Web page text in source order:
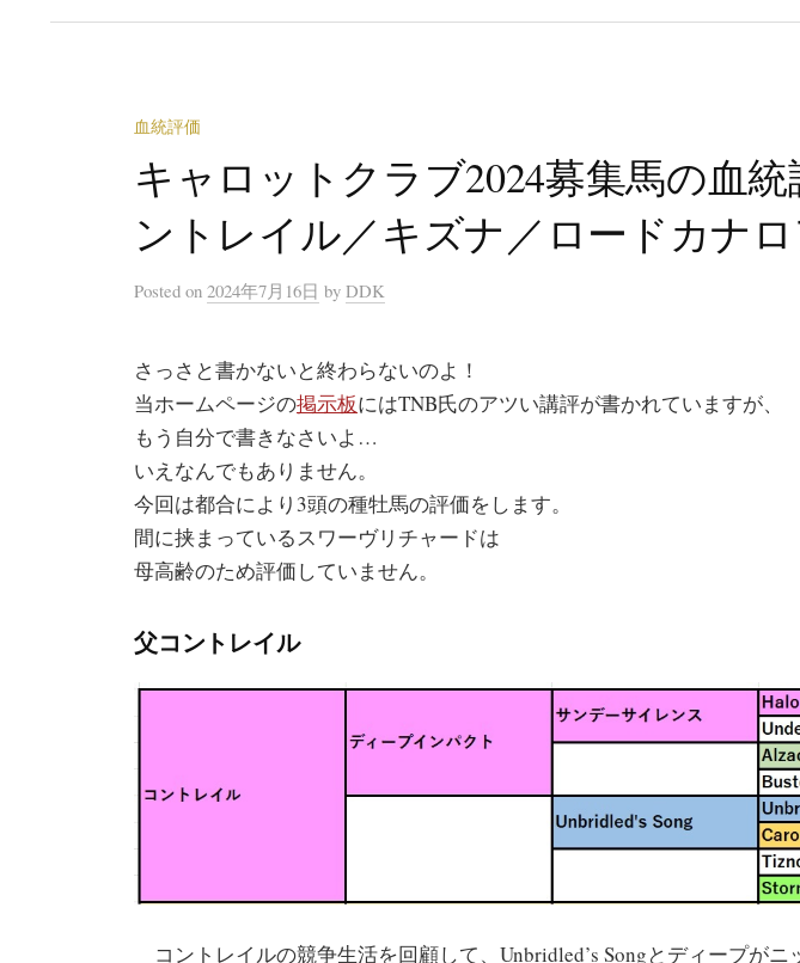
血統評価
キャロットクラブ2024募集馬の血統
ントレイル／キズナ／ロードカナ
Posted on 2024年7月16日 by DDK
さっさと書かないと終わらないのよ！
当ホームページの掲示板にはTNB氏のアツい講評が書かれていますが、
もう自分で書きなさいよ…
いえなんでもありません。
今回は都合により3頭の種牡馬の評価をします。
間に挟まっているスワーヴリチャードは
母高齢のため評価していません。
父コントレイル
コントレイルの競争生活を回顧して、Unbridled’s Songとディープがニ